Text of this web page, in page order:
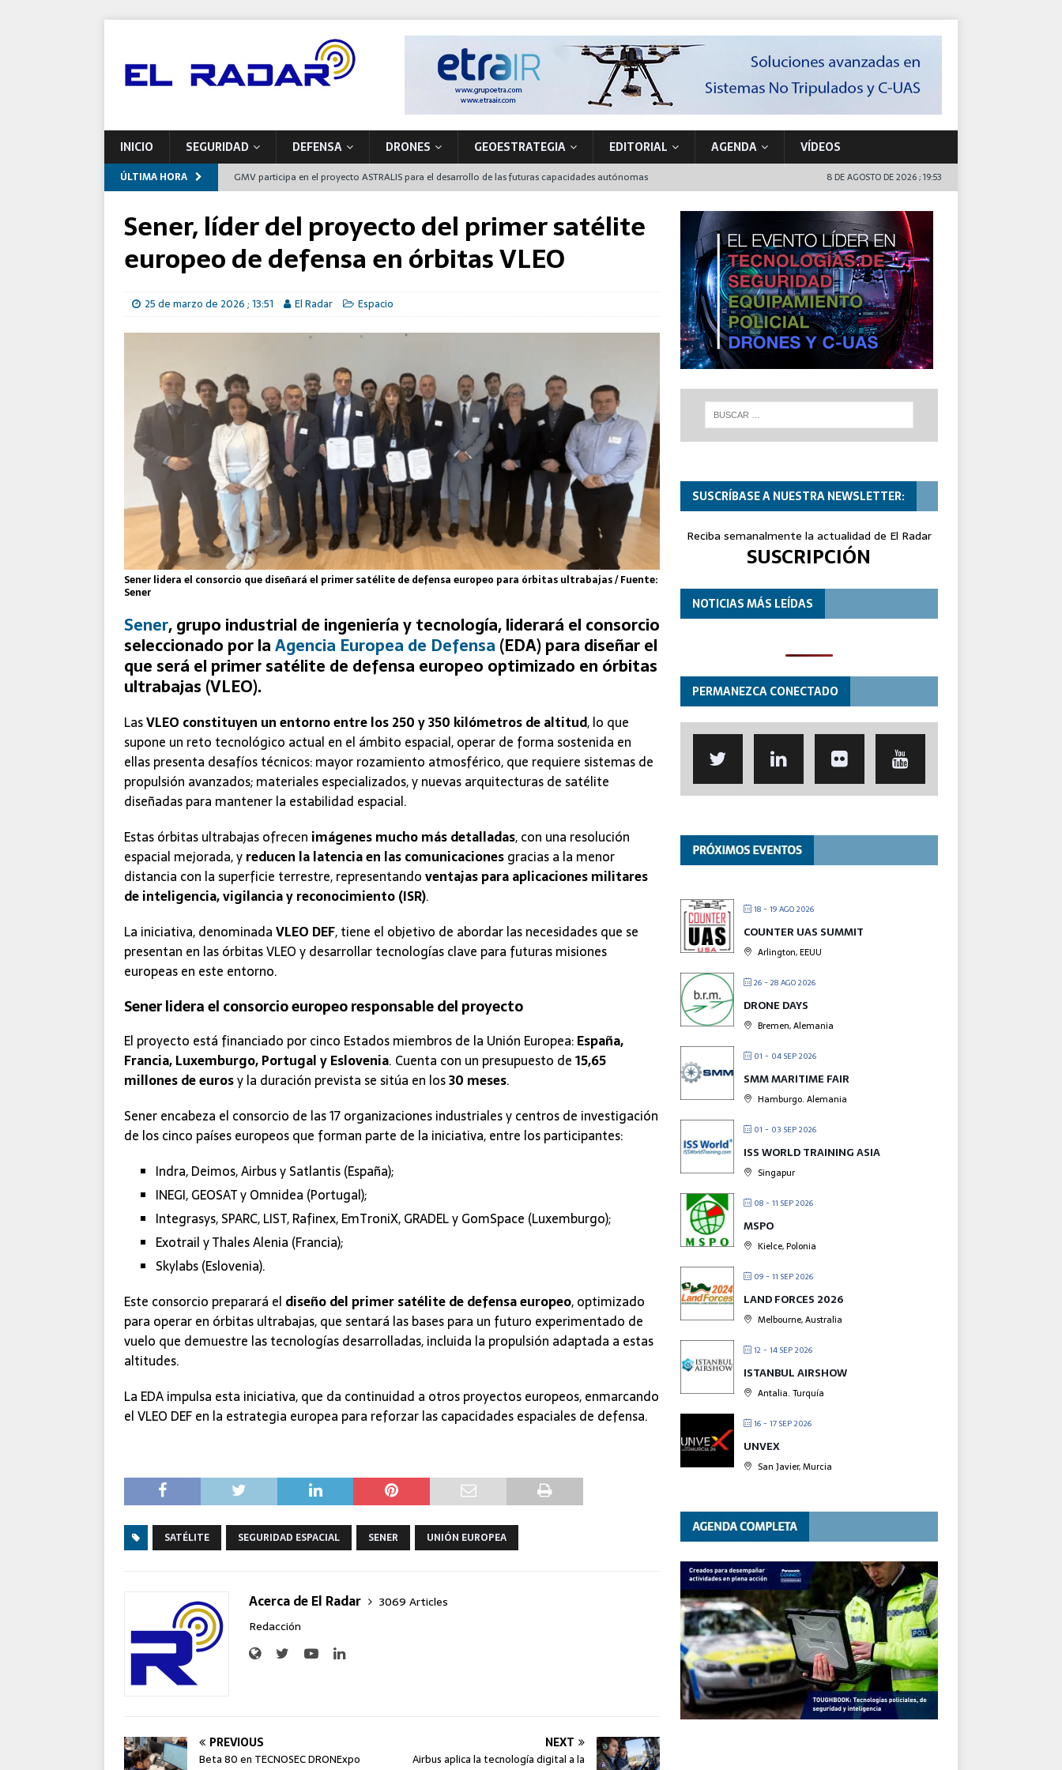
INICIO SEGURIDAD DEFENSA DRONES GEOESTRATEGIA EDITORIAL AGENDA VÍDEOS
ÚLTIMA HORA
GMV participa en el proyecto ASTRALIS para el desarrollo de las futuras capacidades autónomas
Indra impulsa una nueva planta de producción de vehículos militares en A Coruña
Airbus entrega a Francia el primer NH90 para operaciones especiales que también funcionará en
Defensa se compromete con la soberanía tecnológica y la seguridad movilizando nuevos
programas de modernización
El Destacamento Aéreo Táctico ‘Paznic’ asume el liderazgo en la misión de Policía Aérea
Reforzada de la OTAN
8 DE AGOSTO DE 2026 ; 19:53
Sener, líder del proyecto del primer satélite
europeo de defensa en órbitas VLEO
25 de marzo de 2026 ; 13:51 El Radar Espacio
Sener lidera el consorcio que diseñará el primer satélite de defensa europeo para órbitas ultrabajas / Fuente:
Sener
Sener, grupo industrial de ingeniería y tecnología, liderará el consorcio
seleccionado por laAgencia Europea de Defensa (EDA) para diseñar el
que será el primer satélite de defensa europeo optimizado en órbitas
ultrabajas (VLEO).
LasVLEO constituyen un entorno entre los 250 y 350 kilómetros de altitud, lo que
supone un reto tecnológico actual en el ámbito espacial, operar de forma sostenida en
ellas presenta desafíos técnicos: mayor rozamiento atmosférico, que requiere sistemas de
propulsión avanzados; materiales especializados, y nuevas arquitecturas de satélite
diseñadas para mantener la estabilidad espacial.
Estas órbitas ultrabajas ofrecen imágenes mucho más detalladas, con una resolución
espacial mejorada, yreducen la latencia en las comunicacionesgracias a la menor
distancia con la superficie terrestre, representandoventajas para aplicaciones militares
de inteligencia, vigilancia y reconocimiento (ISR).
La iniciativa, denominadaVLEO DEF, tiene el objetivo de abordar las necesidades que se
presentan en las órbitas VLEO y desarrollar tecnologías clave para futuras misiones
europeas en este entorno.
Sener lidera el consorcio europeo responsable del proyecto
El proyecto está financiado por cinco Estados miembros de la Unión Europea:España,
Francia, Luxemburgo, Portugal y Eslovenia. Cuenta con un presupuesto de15,65
millones de eurosy la duración prevista se sitúa en los30 meses.
Sener encabeza el consorcio de las 17 organizaciones industriales y centros de investigación
de los cinco países europeos que forman parte de la iniciativa, entre los participantes:
Indra, Deimos, Airbus y Satlantis (España);
INEGI, GEOSAT y Omnidea (Portugal);
Integrasys, SPARC, LIST, Rafinex, EmTroniX, GRADEL y GomSpace (Luxemburgo);
Exotrail y Thales Alenia (Francia);
Skylabs (Eslovenia).
Este consorcio preparará el diseño del primer satélite de defensa europeo, optimizado
para operar en órbitas ultrabajas, que sentará las bases para un futuro experimentado de
vuelo que demuestre las tecnologías desarrolladas, incluida la propulsión adaptada a estas
altitudes.
La EDA impulsa esta iniciativa, que da continuidad a otros proyectos europeos, enmarcando
el VLEO DEF en la estrategia europea para reforzar las capacidades espaciales de defensa.
SATÉLITE SEGURIDAD ESPACIAL SENER UNIÓN EUROPEA
Acerca de El Radar
3069 Articles
Redacción
PREVIOUS
Beta 80 en TECNOSEC DRONExpo
NEXT
Airbus aplica la tecnología digital a la
SUSCRÍBASE A NUESTRA NEWSLETTER:
Reciba semanalmente la actualidad de El Radar
SUSCRIPCIÓN
NOTICIAS MÁS LEÍDAS
PERMANEZCA CONECTADO
18 - 19 AGO 2026
COUNTER UAS SUMMIT
Arlington, EEUU
26 - 28 AGO 2026
DRONE DAYS
Bremen, Alemania
01 - 04 SEP 2026
SMM MARITIME FAIR
Hamburgo. Alemania
01 - 03 SEP 2026
ISS WORLD TRAINING ASIA
Singapur
08 - 11 SEP 2026
MSPO
Kielce, Polonia
09 - 11 SEP 2026
LAND FORCES 2026
Melbourne, Australia
12 - 14 SEP 2026
ISTANBUL AIRSHOW
Antalia. Turquía
16 - 17 SEP 2026
UNVEX
San Javier, Murcia